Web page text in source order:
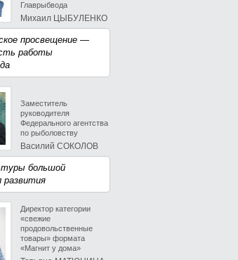
Главрыбвода
Михаил ЦЫБУЛЕНКО
просвещение —
работы
Заместитель
руководителя
Федерального агентства
по рыболовству
Василий СОКОЛОВ
большой
развития
Директор категории
«свежие
продовольственные
товары» формата
«Магнит у дома»